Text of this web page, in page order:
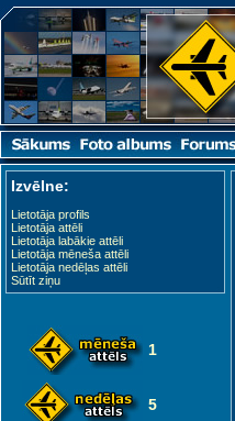
Izvēlne:
Lietotāja profils
Lietotāja attēli
Lietotāja labākie attēli
Lietotāja mēneša attēli
Lietotāja nedēļas attēli
Sūtīt ziņu
1
5